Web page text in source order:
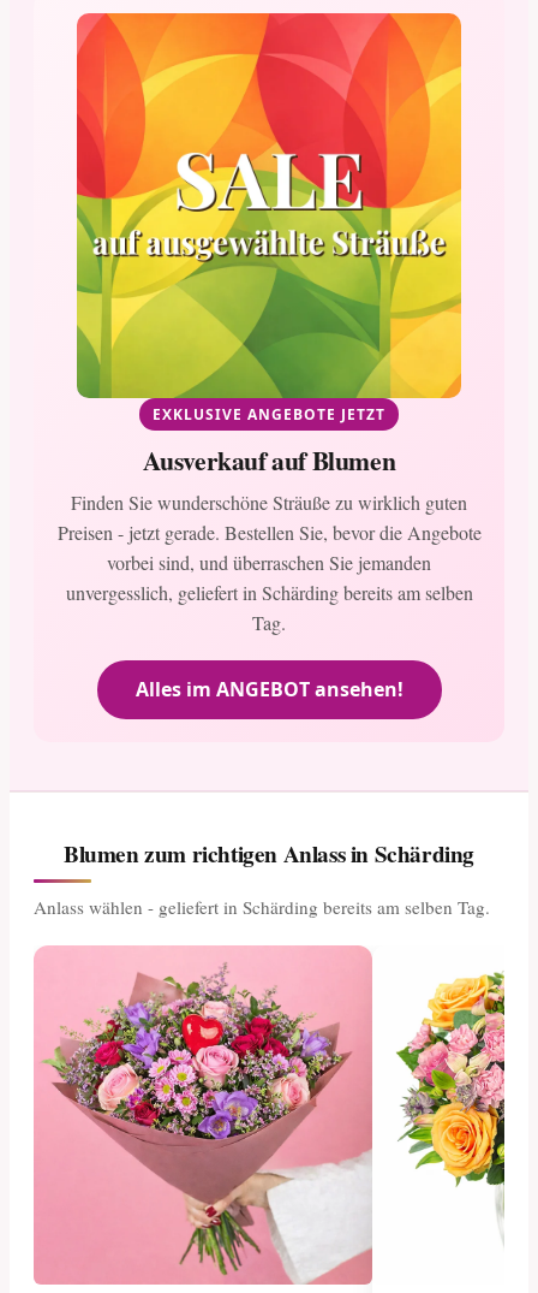
EXKLUSIVE ANGEBOTE JETZT
Ausverkauf auf Blumen
Finden Sie wunderschöne Sträuße zu wirklich guten
Preisen - jetzt gerade. Bestellen Sie, bevor die Angebote
vorbei sind, und überraschen Sie jemanden
unvergesslich, geliefert in Schärding bereits am selben
Tag.
Alles im ANGEBOT ansehen!
Blumen zum richtigen Anlass in Schärding
Anlass wählen - geliefert in Schärding bereits am selben Tag.